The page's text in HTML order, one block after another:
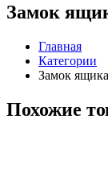
Замок
Главная
Категории
Замок
Похожие